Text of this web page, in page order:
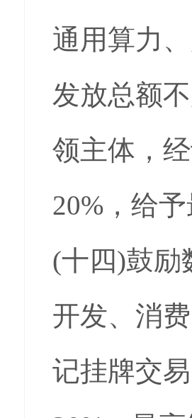
通用算力
发放总额
领主体，
20%，给
(十四)鼓励
开发、消
记挂牌交